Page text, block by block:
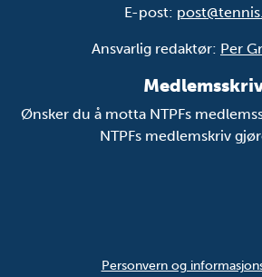
E-post:
Ansvarlig redaktør: Per
Ønsker du å motta NTPFs
NTPFs medlemskriv
Personvern og